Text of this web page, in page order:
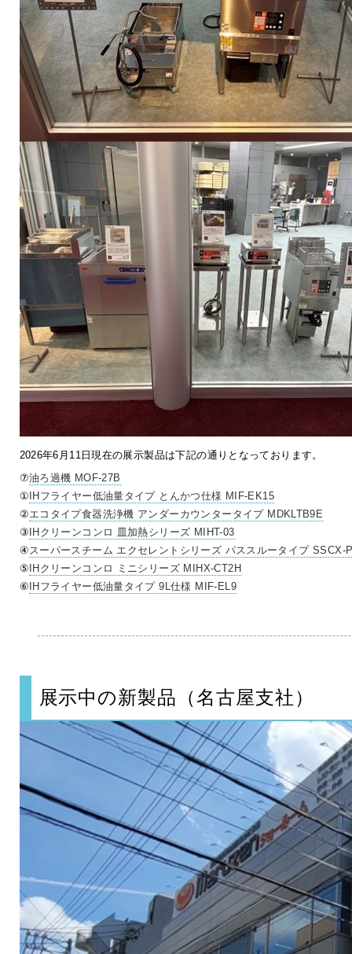
2026年6月11日現在の展示製品は下記の通りとなっております。
⑦油ろ過機 MOF-27B
① IHフライヤー低油量タイプ とんかつ仕様 MIF-EK15
②エコタイプ食器洗浄機 アンダーカウンタータイプMDKLTB9E
③ IHクリーンコンロ 皿加熱シリーズ MIHT-03
④スーパースチーム エクセレントシリーズ パススルータイプSSCX-
⑤ IHクリーンコンロ ミニシリーズ MIHX-CT2H
⑥ IHフライヤー低油量タイプ 9L仕様 MIF-EL9
展示中の新製品（名古屋支社）